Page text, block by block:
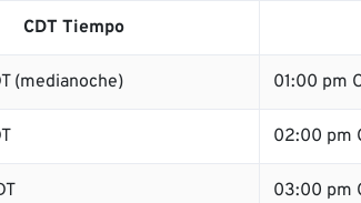
CDT Tiempo
(medianoche) 01:00 pm
02:00 pm
03:00 pm